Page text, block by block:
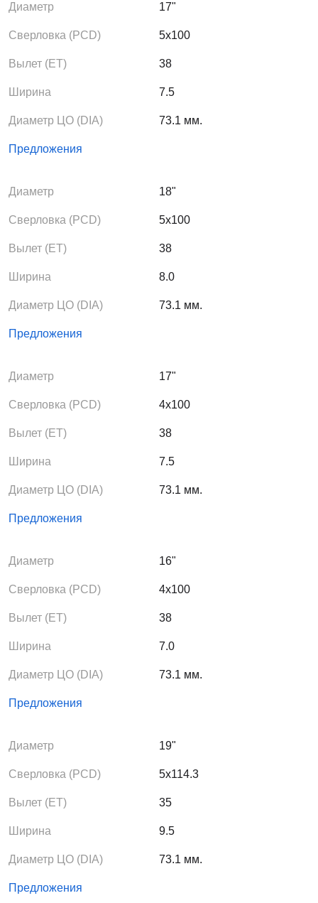
Диаметр 17"
Сверловка (PCD) 5x100
Вылет (ЕТ) 38
Ширина 7.5
Диаметр ЦО (DIA) 73.1 мм.
Предложения
Диаметр 18"
Сверловка (PCD) 5x100
Вылет (ЕТ) 38
Ширина 8.0
Диаметр ЦО (DIA) 73.1 мм.
Предложения
Диаметр 17"
Сверловка (PCD) 4x100
Вылет (ЕТ) 38
Ширина 7.5
Диаметр ЦО (DIA) 73.1 мм.
Предложения
Диаметр 16"
Сверловка (PCD) 4x100
Вылет (ЕТ) 38
Ширина 7.0
Диаметр ЦО (DIA) 73.1 мм.
Предложения
Диаметр 19"
Сверловка (PCD) 5x114.3
Вылет (ЕТ) 35
Ширина 9.5
Диаметр ЦО (DIA) 73.1 мм.
Предложения